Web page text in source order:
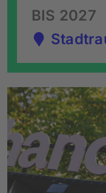
BIS 2027